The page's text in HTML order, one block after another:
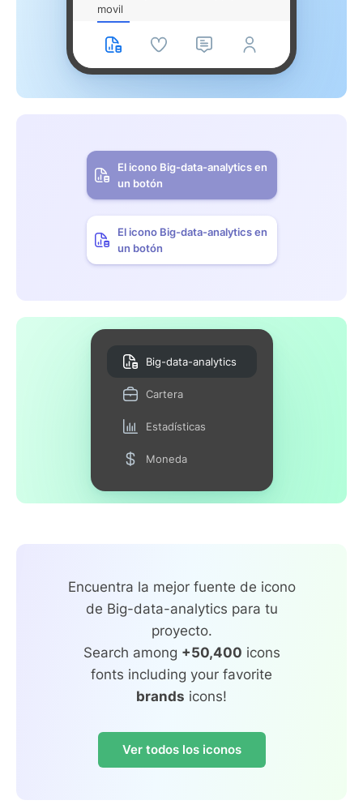
movil
El icono Big-data-analytics en
un botón
El icono Big-data-analytics en
un botón
Big-data-analytics
Cartera
Estadísticas
Moneda
Encuentra la mejor fuente de icono
de Big-data-analytics para tu
proyecto.
Search among +50,400 icons
fonts including your favorite
brands icons!
Ver todos los iconos